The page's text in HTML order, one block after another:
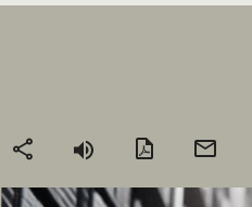
Partager
Version
mail